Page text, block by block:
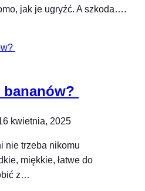
jak je ugryźć. A szkoda….
bananów?
kwietnia, 2025
nie trzeba nikomu
miękkie, łatwe do
z…